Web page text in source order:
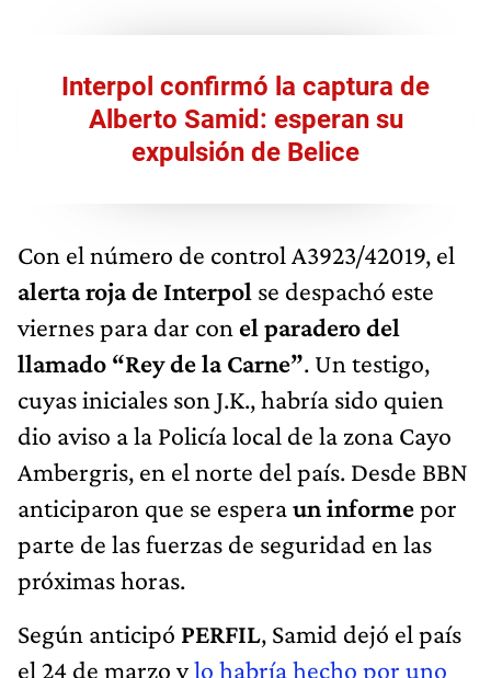
Interpol confirmó la captura de
Alberto Samid: esperan su
expulsión de Belice
Con el número de control A­3923/4­2019, el
alerta roja de Interpol se despachó este
viernes para dar con el paradero del
llamado “Rey de la Carne”. Un testigo,
cuyas iniciales son J.K., habría sido quien
dio aviso a la Policía local de la zona Cayo
Ambergris, en el norte del país. Desde BBN
anticiparon que se esperaun informepor
parte de las fuerzas de seguridad en las
próximas horas.
Según anticipó PERFIL, Samid dejó el país
el 24 de marzo ylo habría hecho por uno